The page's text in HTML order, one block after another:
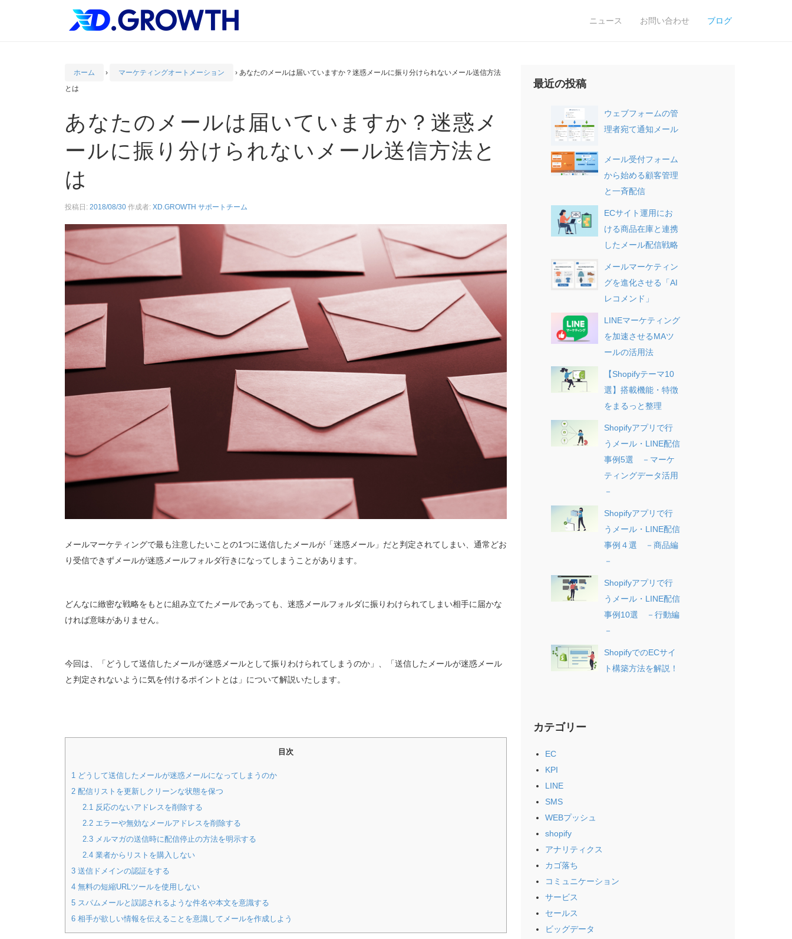
ニュース お問い合わせ ブログ
ホーム › マーケティングオートメーション › あなたのメールは届いていますか？迷惑メールに振り分けられないメール送信方法
とは
あなたのメールは届いていますか？迷惑メ
ールに振り分けられないメール送信方法と
は
投稿日: 2018/08/30作成者: XD.GROWTH サポートチーム
メールマーケティングで最も注意したいことの1つに送信したメールが「迷惑メール」だと判定されてしまい、通常どお
り受信できずメールが迷惑メールフォルダ行きになってしまうことがあります。
どんなに緻密な戦略をもとに組み立てたメールであっても、迷惑メールフォルダに振りわけられてしまい相手に届かな
ければ意味がありません。
今回は、「どうして送信したメールが迷惑メールとして振りわけられてしまうのか」、「送信したメールが迷惑メール
と判定されないように気を付けるポイントとは」について解説いたします。
目次
1どうして送信したメールが迷惑メールになってしまうのか
2配信リストを更新しクリーンな状態を保つ
2.1 反応のないアドレスを削除する
2.2 エラーや無効なメールアドレスを削除する
2.3 メルマガの送信時に配信停止の方法を明示する
2.4 業者からリストを購入しない
3送信ドメインの認証をする
4無料の短縮URLツールを使用しない
5スパムメールと誤認されるような件名や本文を意識する
6相手が欲しい情報を伝えることを意識してメールを作成しよう
最近の投稿
ウェブフォームの管
理者宛て通知メール
メール受付フォーム
から始める顧客管理
と一斉配信
ECサイト運用にお
ける商品在庫と連携
したメール配信戦略
メールマーケティン
グを進化させる「AI
レコメンド」
LINEマーケティング
を加速させるMAツ
ールの活用法
【Shopifyテーマ10
選】搭載機能・特徴
をまるっと整理
Shopifyアプリで行
うメール・LINE配信
事例5選 －マーケ
ティングデータ活用
－
Shopifyアプリで行
うメール・LINE配信
事例４選 －商品編
－
Shopifyアプリで行
うメール・LINE配信
事例10選 －行動編
－
ShopifyでのECサイ
ト構築方法を解説！
カテゴリー
EC
KPI
LINE
SMS
WEBプッシュ
shopify
アナリティクス
カゴ落ち
コミュニケーション
サービス
セールス
ビッグデータ